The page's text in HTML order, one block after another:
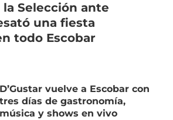
Selección ante
una fiesta
todo Escobar
D’Gustar vuelve a Escobar con
tres días de gastronomía,
música y shows en vivo